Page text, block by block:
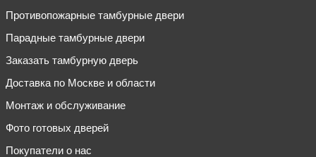
Противопожарные тамбурные двери
Парадные тамбурные двери
Заказать тамбурную дверь
Доставка по Москве и области
Монтаж и обслуживание
Фото готовых дверей
Покупатели о нас